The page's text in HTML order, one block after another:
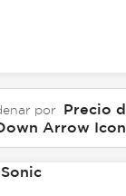
por Precio
Arrow Icon